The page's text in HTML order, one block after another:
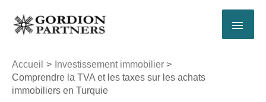
contenu
Accueil
Investissement immobilier
Comprendre la TVA et les taxes sur les achats
immobiliers en Turquie